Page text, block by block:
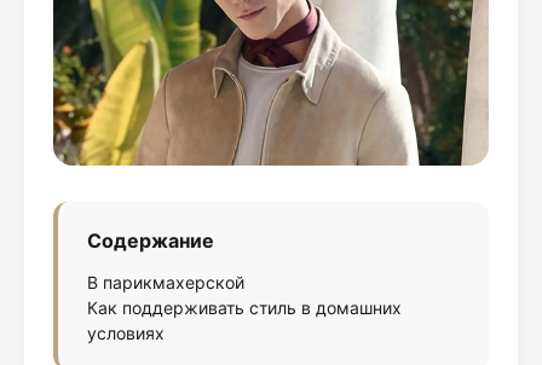
Содержание
В парикмахерской
Как поддерживать стиль в домашних
условиях